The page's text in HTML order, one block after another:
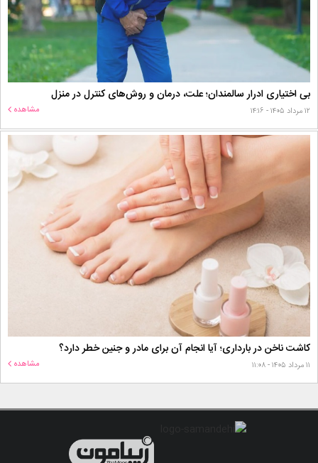
بی اختیاری ادرار سالمندان؛ علت، درمان و روش‌های کنترل در منزل
۱۲ مرداد ۱۴۰۵ - ۱۴:۱۶ مشاهده
کاشت ناخن در بارداری؛ آیا انجام آن برای مادر و جنین خطر دارد؟
۱۱ مرداد ۱۴۰۵ - ۱۱:۰۸ مشاهده